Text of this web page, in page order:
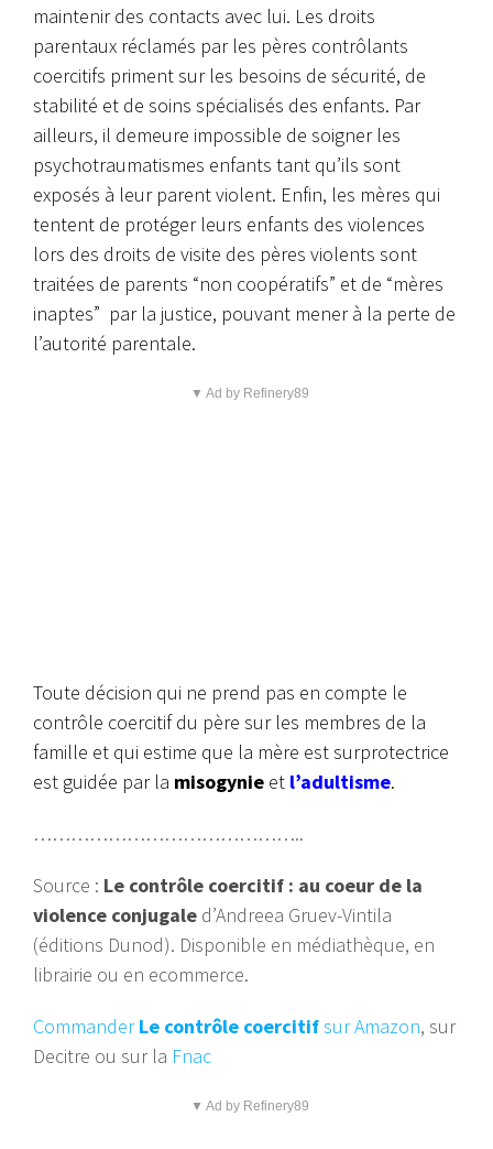
maintenir des contacts avec lui. Les droits
parentaux réclamés par les pères contrôlants
coercitifs priment sur les besoins de sécurité, de
stabilité et de soins spécialisés des enfants. Par
ailleurs, il demeure impossible de soigner les
psychotraumatismes enfants tant qu’ils sont
exposés à leur parent violent. Enfin, les mères qui
tentent de protéger leurs enfants des violences
lors des droits de visite des pères violents sont
traitées de parents “non coopératifs” et de “mères
inaptes” par la justice, pouvant mener à la perte de
l’autorité parentale.
▼ Ad by Refinery89
Toute décision qui ne prend pas en compte le
contrôle coercitif du père sur les membres de la
famille et qui estime que la mère est surprotectrice
est guidée par la misogynie et l’adultisme.
……………………………………..
Source : Le contrôle coercitif : au coeur de la
violence conjugale d’Andreea Gruev-Vintila
(éditions Dunod). Disponible en médiathèque, en
librairie ou en ecommerce.
CommanderLe contrôle coercitifsur Amazon, sur
Decitre ou sur la Fnac
▼ Ad by Refinery89